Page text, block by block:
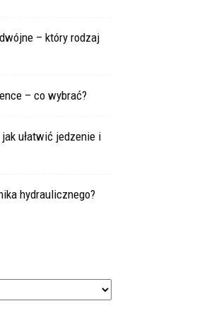
– który rodzaj
– co wybrać?
ułatwić jedzenie i
hydraulicznego?